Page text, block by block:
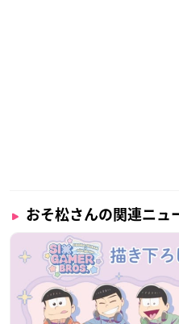
おそ松さんの関連ニュ